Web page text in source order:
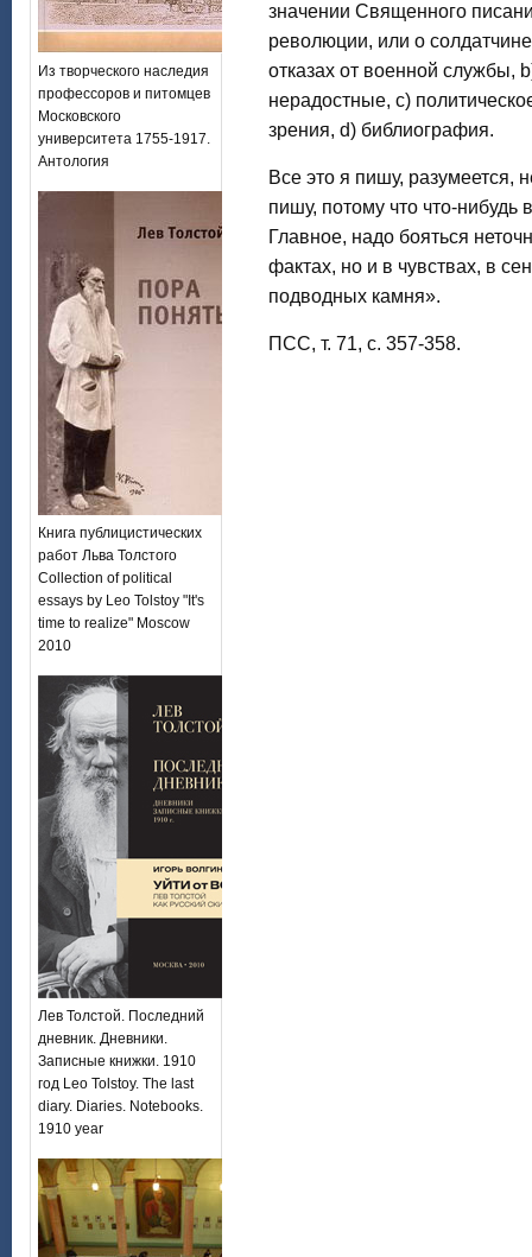
Из творческого наследия
профессоров и питомцев
Московского
университета 1755-1917.
Антология
Книга публицистических
работ Льва Толстого
Collection of political
essays by Leo Tolstoy "It's
time to realize" Moscow
2010
Лев Толстой. Последний
дневник. Дневники.
Записные книжки. 1910
год Leo Tolstoy. The last
diary. Diaries. Notebooks.
1910 year
значении Священного
революции, или о
отказах от военной службы,
нерадостные, с)
зрения, d) библиография.
Все это я пишу, разумеется,
пишу, потому что что-
Главное, надо бояться
фактах, но и в чувствах, в
подводных камня».
ПСС, т. 71, c. 357-358.